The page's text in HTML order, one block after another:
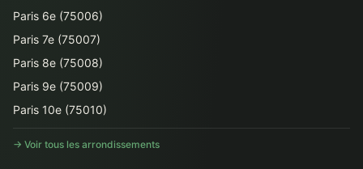
Paris 6e (75006)
Paris 7e (75007)
Paris 8e (75008)
Paris 9e (75009)
Paris 10e (75010)
→ Voir tous les arrondissements